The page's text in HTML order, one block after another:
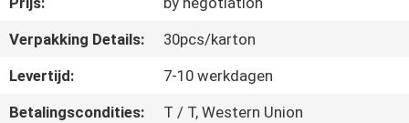
CONTACT
MET
ONS
OP
Verpakking Details:
30pcs/karton
Levertijd:
7-10 werkdagen
Betalingscondities:
T / T, Western Union